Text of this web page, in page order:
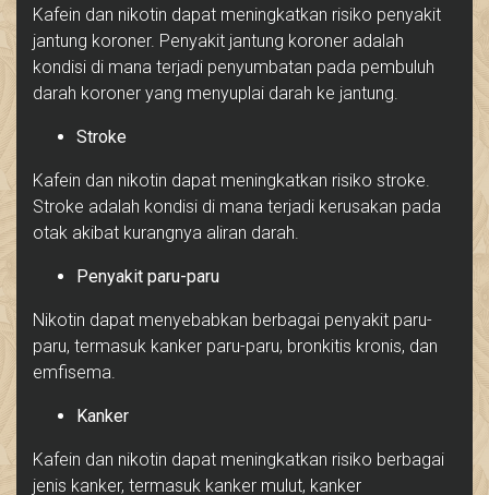
Kafein dan nikotin dapat meningkatkan risiko penyakit
jantung koroner. Penyakit jantung koroner adalah
kondisi di mana terjadi penyumbatan pada pembuluh
darah koroner yang menyuplai darah ke jantung.
Stroke
Kafein dan nikotin dapat meningkatkan risiko stroke.
Stroke adalah kondisi di mana terjadi kerusakan pada
otak akibat kurangnya aliran darah.
Penyakit paru-paru
Nikotin dapat menyebabkan berbagai penyakit paru-
paru, termasuk kanker paru-paru, bronkitis kronis, dan
emfisema.
Kanker
Kafein dan nikotin dapat meningkatkan risiko berbagai
jenis kanker, termasuk kanker mulut, kanker